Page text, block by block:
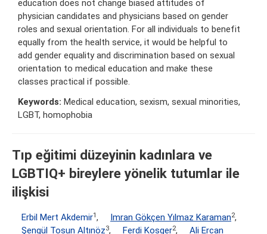
education does not change biased attitudes of
physician candidates and physicians based on gender
roles and sexual orientation. For all individuals to benefit
equally from the health service, it would be helpful to
add gender equality and discrimination based on sexual
orientation to medical education and make these
classes practical if possible.
Keywords: Medical education, sexism, sexual minorities,
LGBT, homophobia
Tıp eğitimi düzeyinin kadınlara ve
LGBTIQ+ bireylere yönelik tutumlar ile
ilişkisi
Erbil Mert Akdemir1, Imran Gökçen Yılmaz Karaman2,
Şengül Tosun Altınöz3, Ferdi Kosger2,
Ali Ercan